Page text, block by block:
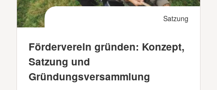
Satzung
Förderverein gründen: Konzept,
Satzung und
Gründungsversammlung